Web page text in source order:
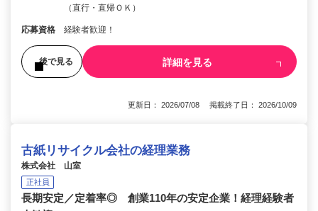
（直行・直帰ＯＫ）
応募資格 経験者歓迎！
後で見る 詳細を見る
更新日： 2026/07/08 掲載終了日： 2026/10/09
古紙リサイクル会社の経理業務
株式会社 山室
正社員
長期安定／定着率◎ 創業110年の安定企業！経理経験者